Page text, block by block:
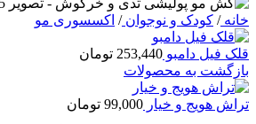
خانه/ کودک و نوجوان/ اکسسوری مو
قلک فیل دامبو 253,440 تومان
بازگشت به محصولات
تراش هویج و خیار 99,000 تومان